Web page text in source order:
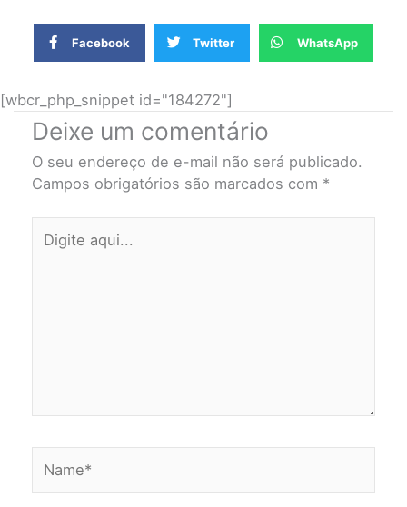
Facebook Twitter WhatsApp
[wbcr_php_snippet id="184272"]
Deixe um comentário
O seu endereço de e-mail não será publicado.
Campos obrigatórios são marcados com *
aqui...